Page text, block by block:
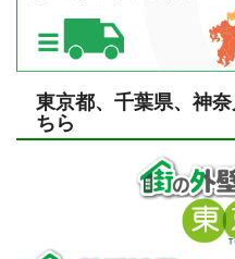
東京都、千葉県、神
ちら